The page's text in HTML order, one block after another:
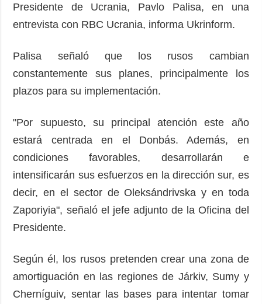
Releases
Presidente de Ucrania, Pavlo Palisa, en una
entrevista con RBC Ucrania, informa Ukrinform.
Palisa señaló que los rusos cambian
constantemente sus planes, principalmente los
plazos para su implementación.
"Por supuesto, su principal atención este año
estará centrada en el Donbás. Además, en
condiciones favorables, desarrollarán e
intensificarán sus esfuerzos en la dirección sur, es
decir, en el sector de Oleksándrivska y en toda
Zaporiyia", señaló el jefe adjunto de la Oficina del
Presidente.
Según él, los rusos pretenden crear una zona de
amortiguación en las regiones de Járkiv, Sumy y
Cherníguiv, sentar las bases para intentar tomar